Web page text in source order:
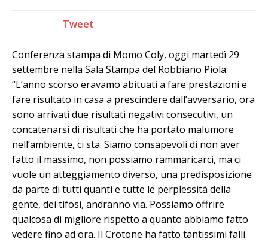
Tweet
Conferenza stampa di Momo Coly, oggi martedì 29
settembre nella Sala Stampa del Robbiano Piola:
“L’anno scorso eravamo abituati a fare prestazioni e
fare risultato in casa a prescindere dall’avversario, ora
sono arrivati due risultati negativi consecutivi, un
concatenarsi di risultati che ha portato malumore
nell’ambiente, ci sta. Siamo consapevoli di non aver
fatto il massimo, non possiamo rammaricarci, ma ci
vuole un atteggiamento diverso, una predisposizione
da parte di tutti quanti e tutte le perplessità della
gente, dei tifosi, andranno via. Possiamo offrire
qualcosa di migliore rispetto a quanto abbiamo fatto
vedere fino ad ora. Il Crotone ha fatto tantissimi falli